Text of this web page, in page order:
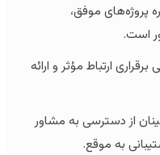
موفق،
ارتباط مؤثر و ارائه
دسترسی به مشاور
به موقع.